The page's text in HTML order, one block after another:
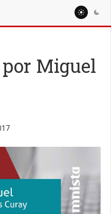
Miguel